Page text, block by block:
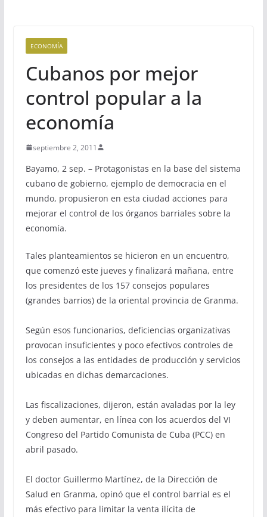
ECONOMÍA
Cubanos por mejor
control popular a la
economía
septiembre 2, 2011
Bayamo, 2 sep. – Protagonistas en la base del sistema
cubano de gobierno, ejemplo de democracia en el
mundo, propusieron en esta ciudad acciones para
mejorar el control de los órganos barriales sobre la
economía.
Tales planteamientos se hicieron en un encuentro,
que comenzó este jueves y finalizará mañana, entre
los presidentes de los 157 consejos populares
(grandes barrios) de la oriental provincia de Granma.
Según esos funcionarios, deficiencias organizativas
provocan insuficientes y poco efectivos controles de
los consejos a las entidades de producción y servicios
ubicadas en dichas demarcaciones.
Las fiscalizaciones, dijeron, están avaladas por la ley
y deben aumentar, en línea con los acuerdos del VI
Congreso del Partido Comunista de Cuba (PCC) en
abril pasado.
El doctor Guillermo Martínez, de la Dirección de
Salud en Granma, opinó que el control barrial es el
más efectivo para limitar la venta ilícita de